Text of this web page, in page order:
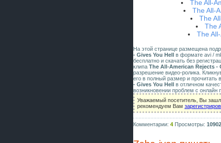
The All-
The All-
The
The
The
На этой странице размещена
- Gives You Hell в формате avi /
бесплатно и скачать без
клипа The All-American Rejects -
разрешение видео-ролика.
его в полный размер и прочитать
- Gives You Hell в отличном
возникновении проблем с
Уважаемый посетитель, Вы
рекомендуем Вам
Комментарии: 4 Просмотры: 10902